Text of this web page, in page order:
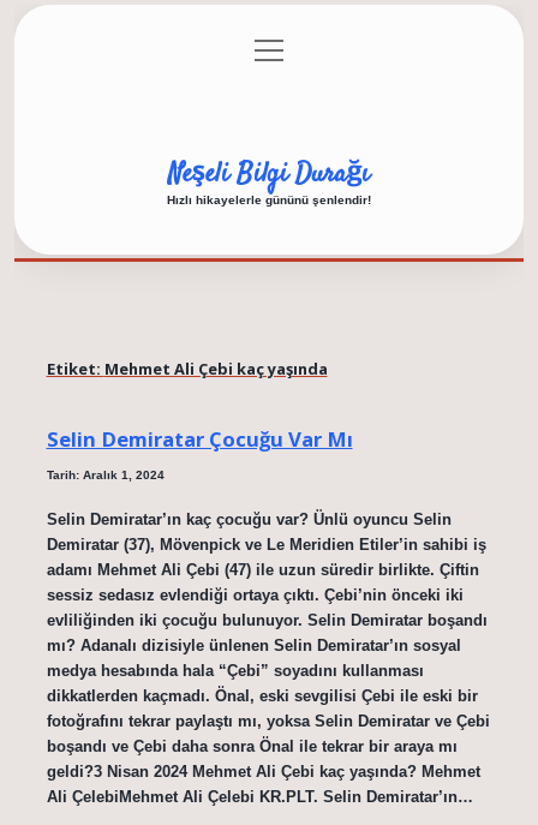
Gizlilik Politikası
menüyü
aç
Neşeli Bilgi Durağı
Hızlı hikayelerle gününü şenlendir!
Etiket: Mehmet Ali Çebi kaç yaşında
Selin Demiratar Çocuğu Var Mı
Tarih: Aralık 1, 2024
Selin Demiratar’ın kaç çocuğu var? Ünlü oyuncu Selin
Demiratar (37), Mövenpick ve Le Meridien Etiler’in sahibi iş
adamı Mehmet Ali Çebi (47) ile uzun süredir birlikte. Çiftin
sessiz sedasız evlendiği ortaya çıktı. Çebi’nin önceki iki
evliliğinden iki çocuğu bulunuyor. Selin Demiratar boşandı
mı? Adanalı dizisiyle ünlenen Selin Demiratar’ın sosyal
medya hesabında hala “Çebi” soyadını kullanması
dikkatlerden kaçmadı. Önal, eski sevgilisi Çebi ile eski bir
fotoğrafını tekrar paylaştı mı, yoksa Selin Demiratar ve Çebi
boşandı ve Çebi daha sonra Önal ile tekrar bir araya mı
geldi?3 Nisan 2024 Mehmet Ali Çebi kaç yaşında? Mehmet
Ali ÇelebiMehmet Ali Çelebi KR.PLT. Selin Demiratar’ın…